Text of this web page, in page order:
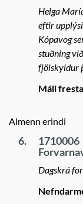
Helga
eftir
Kópavog
stuðning
fjölskyldur
Máli
Almenn erindi
6.
1710006
Dagskrá